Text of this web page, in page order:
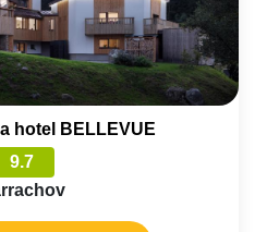
hotel BELLEVUE
9.7